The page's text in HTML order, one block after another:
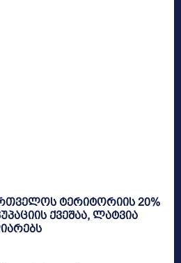
ტერიტორიის 20%
ქვეშაა, ლატვია